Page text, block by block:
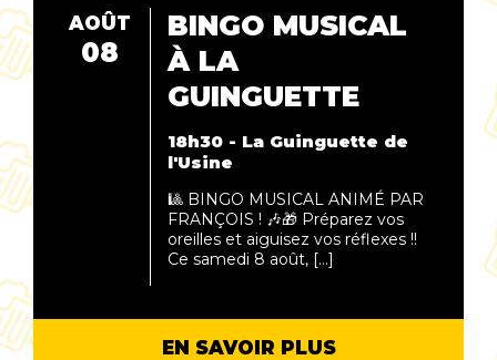
AOÛT
08
BINGO MUSICAL
À LA
GUINGUETTE
18h30 - La Guinguette de
l'Usine
🎱 BINGO MUSICAL ANIMÉ PAR
FRANÇOIS ! 🎶🎁 Préparez vos
oreilles et aiguisez vos réflexes !!
Ce samedi 8 août, […]
EN SAVOIR PLUS